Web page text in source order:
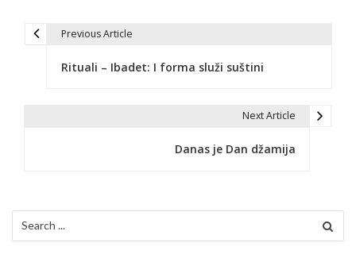
c
i
Previous Article
Rituali – Ibadet: I forma služi suštini
Next Article
Danas je Dan džamija
for: